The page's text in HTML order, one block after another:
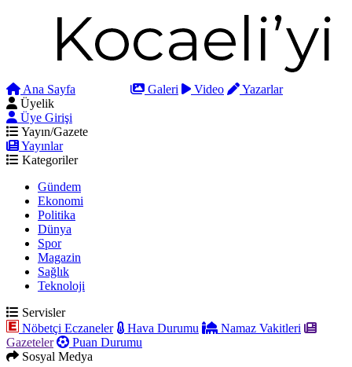
Ana Sayfa Galeri Video
Yazarlar
Üyelik
Üye Girişi
Yayın/Gazete
Yayınlar
Kategoriler
Gündem
Ekonomi
Politika
Dünya
Spor
Magazin
Sağlık
Teknoloji
Servisler
Nöbetçi Eczaneler
Hava Durumu
Namaz Vakitleri
Gazeteler
Puan Durumu
Sosyal Medya